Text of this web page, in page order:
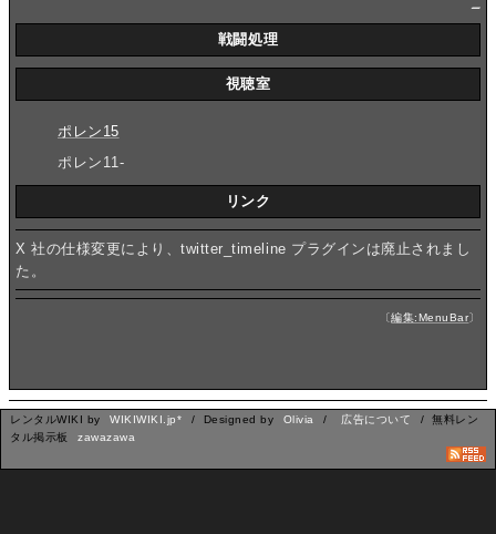
戦闘処理
視聴室
ポレン15
ポレン11-
リンク
X 社の仕様変更により、twitter_timeline プラグインは廃止されまし
た。
〔編集:MenuBar〕
レンタルWIKI by WIKIWIKI.jp* / Designed by Olivia / 広告について
/ 無料レン
タル掲示板
zawazawa